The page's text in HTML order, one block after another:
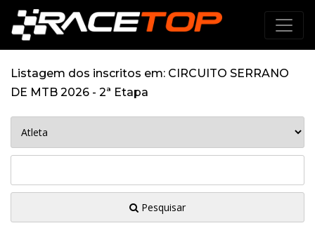
Listagem dos inscritos em: CIRCUITO SERRANO
DE MTB 2026 - 2ª Etapa
Pesquisar